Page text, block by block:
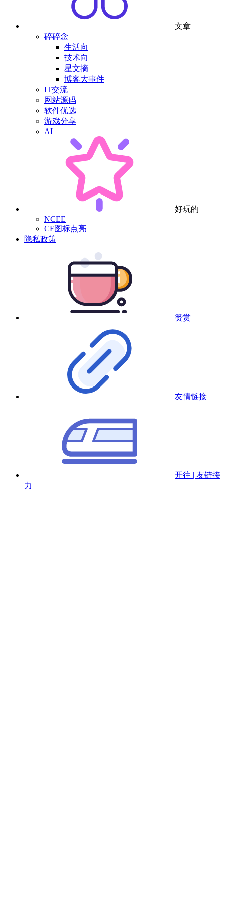
文章
碎碎念
生活向
技术向
星文摘
博客大事件
IT交流
网站源码
软件优选
游戏分享
AI
好玩的
NCEE
CF图标点亮
隐私政策
赞赏
友情链接
开往 | 友链接
力